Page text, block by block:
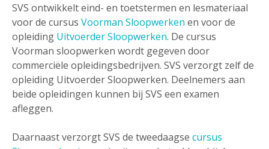
SVS ontwikkelt eind- en toetstermen en lesmateriaal
voor de cursus Voorman Sloopwerken en voor de
opleiding Uitvoerder Sloopwerken. De cursus
Voorman sloopwerken wordt gegeven door
commerciële opleidingsbedrijven. SVS verzorgt zelf de
opleiding Uitvoerder Sloopwerken. Deelnemers aan
beide opleidingen kunnen bij SVS een examen
afleggen.
Daarnaast verzorgt SVS de tweedaagse cursus